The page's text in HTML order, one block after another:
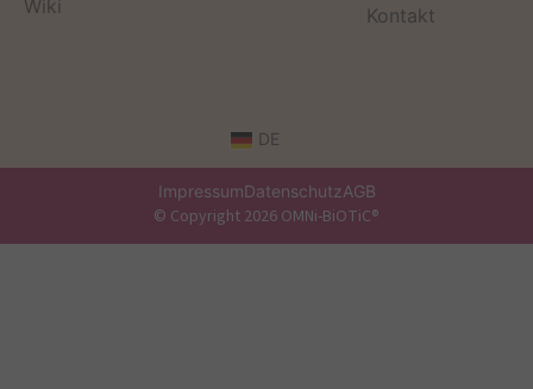
Wiki Kontakt
DE
ImpressumDatenschutzAGB
© Copyright 2026 OMNi-BiOTiC®